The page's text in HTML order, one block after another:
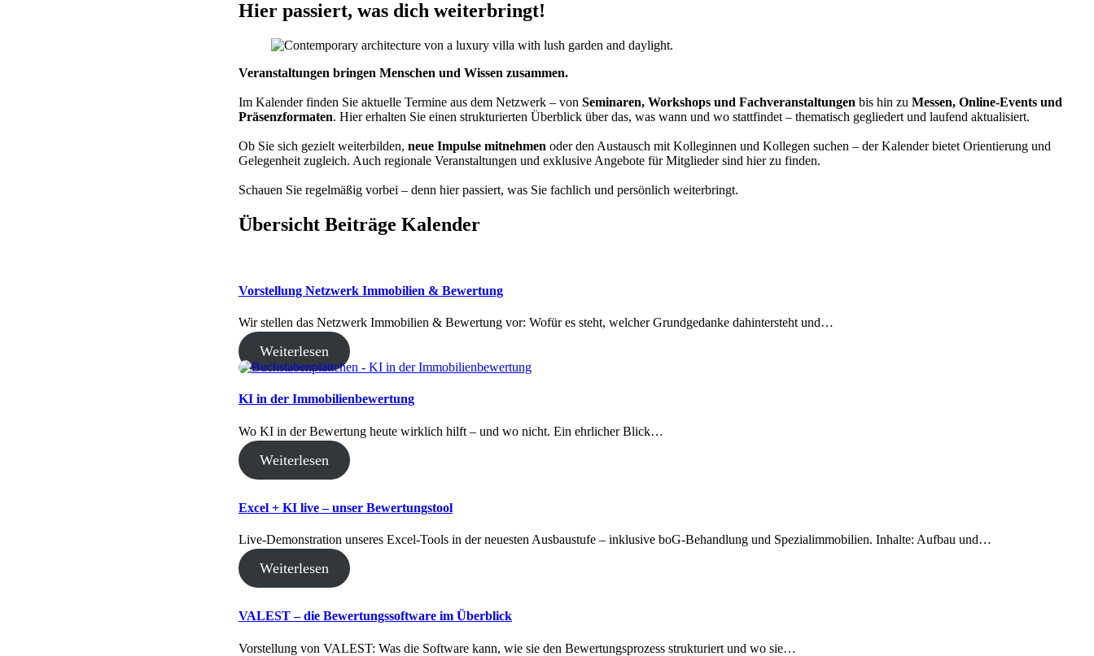
Hier passiert, was dich weiterbringt!
Veranstaltungen bringen Menschen und Wissen zusammen.
Im Kalender finden Sie aktuelle Termine aus dem Netzwerk – von Seminaren, Workshops und Fachveranstaltungen bis hin zu Messen, Online-Events und
Präsenzformaten. Hier erhalten Sie einen strukturierten Überblick über das, was wann und wo stattfindet – thematisch gegliedert und laufend aktualisiert.
Ob Sie sich gezielt weiterbilden, neue Impulse mitnehmen oder den Austausch mit Kolleginnen und Kollegen suchen – der Kalender bietet Orientierung und
Gelegenheit zugleich. Auch regionale Veranstaltungen und exklusive Angebote für Mitglieder sind hier zu finden.
Schauen Sie regelmäßig vorbei – denn hier passiert, was Sie fachlich und persönlich weiterbringt.
Übersicht Beiträge Kalender
Vorstellung Netzwerk Immobilien & Bewertung
Wir stellen das Netzwerk Immobilien & Bewertung vor: Wofür es steht, welcher Grundgedanke dahintersteht und…
Weiterlesen
KI in der Immobilienbewertung
Wo KI in der Bewertung heute wirklich hilft – und wo nicht. Ein ehrlicher Blick…
Weiterlesen
Excel + KI live – unser Bewertungstool
Live-Demonstration unseres Excel-Tools in der neuesten Ausbaustufe – inklusive boG-Behandlung und Spezialimmobilien. Inhalte: Aufbau und…
Weiterlesen
VALEST – die Bewertungssoftware im Überblick
Vorstellung von VALEST: Was die Software kann, wie sie den Bewertungsprozess strukturiert und wo sie…